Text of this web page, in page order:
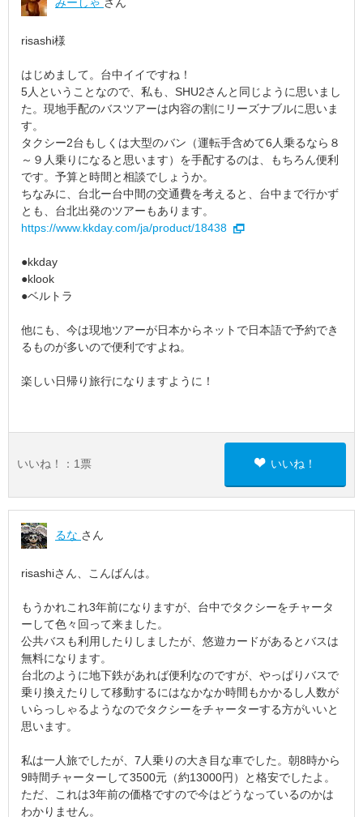
risashi様
はじめまして。台中イイですね！
5人ということなので、私も、SHU2さんと同じように思いまし
た。現地手配のバスツアーは内容の割にリーズナブルに思いま
す。
タクシー2台もしくは大型のバン（運転手含めて6人乗るなら８
～９人乗りになると思います）を手配するのは、もちろん便利
です。予算と時間と相談でしょうか。
ちなみに、台北ー台中間の交通費を考えると、台中まで行かず
とも、台北出発のツアーもあります。
https://www.kkday.com/ja/product/18438
●kkday
●klook
●ベルトラ
他にも、今は現地ツアーが日本からネットで日本語で予約でき
るものが多いので便利ですよね。
楽しい日帰り旅行になりますように！
いいね！： 1 票 いいね！
るな さん
risashiさん、こんばんは。
もうかれこれ3年前になりますが、台中でタクシーをチャータ
ーして色々回って来ました。
公共バスも利用したりしましたが、悠遊カードがあるとバスは
無料になります。
台北のように地下鉄があれば便利なのですが、やっぱりバスで
乗り換えたりして移動するにはなかなか時間もかかるし人数が
いらっしゃるようなのでタクシーをチャーターする方がいいと
思います。
私は一人旅でしたが、7人乗りの大き目な車でした。朝8時から
9時間チャーターして3500元（約13000円）と格安でしたよ。
ただ、これは3年前の価格ですので今はどうなっているのかは
わかりません。